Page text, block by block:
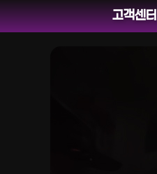
고객센터